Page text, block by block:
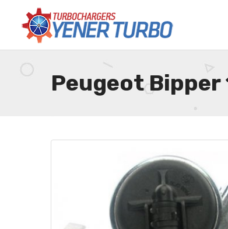
Peugeot Bipper